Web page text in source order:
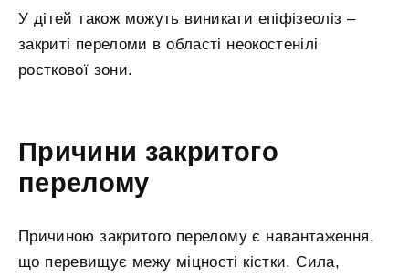
У дітей також можуть виникати епіфізеоліз –
закриті переломи в області неокостенілі
росткової зони.
Причини закритого
перелому
Причиною закритого перелому є навантаження,
що перевищує межу міцності кістки. Сила,